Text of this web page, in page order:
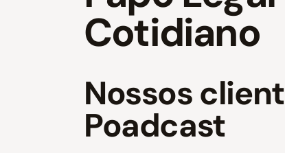
Cotidiano
Nossos
Poadcast